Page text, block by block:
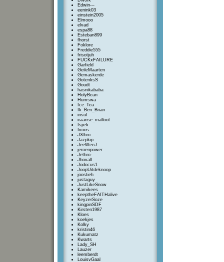
Edwin---
eenink03
einstein2005
Elmooo
elvad
espa88
Esteban899
fhorst
Foklore
Freddie555
frisotjuh
FUCKxFAILURE
Garfield
GeileMaarten
Gemaskerde
GotenksS
Goudt
hasnikababa
HolyBean
Humswa
Ice_Tea
Ik_Ben_Brian
insul
iraanse_malloot
Isjiek
Ivoos
J3thro
Jazpkip
JeeWeeJ
jeroenpower
Jethro-
Jhovall
Jodocus1
JoopUitdeknoop
joostieh
justaguy
JustLikeSnow
Kamikees
keeptheFAITHalive
KeyzerSoze
kingpinSDF
Kirsten1987
Kloes
koekjes
Kolky
kristin46
Kukumatz
Kwarts
Lady_SH
Lauzer
leemberdt
LouisvGaal